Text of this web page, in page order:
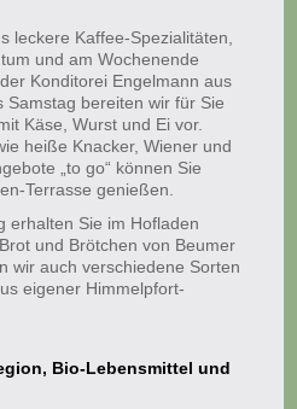
leckere Kaffee-Spezialitäten,
und am Wochenende
Konditorei Engelmann aus
Samstag bereiten wir für Sie
Käse, Wurst und Ei vor.
heiße Knacker, Wiener und
„to go“ können Sie
Terrasse genießen.
erhalten Sie im Hofladen
und Brötchen von Beumer
wir auch verschiedene Sorten
eigener Himmelpfort-
Bio-Lebensmittel und